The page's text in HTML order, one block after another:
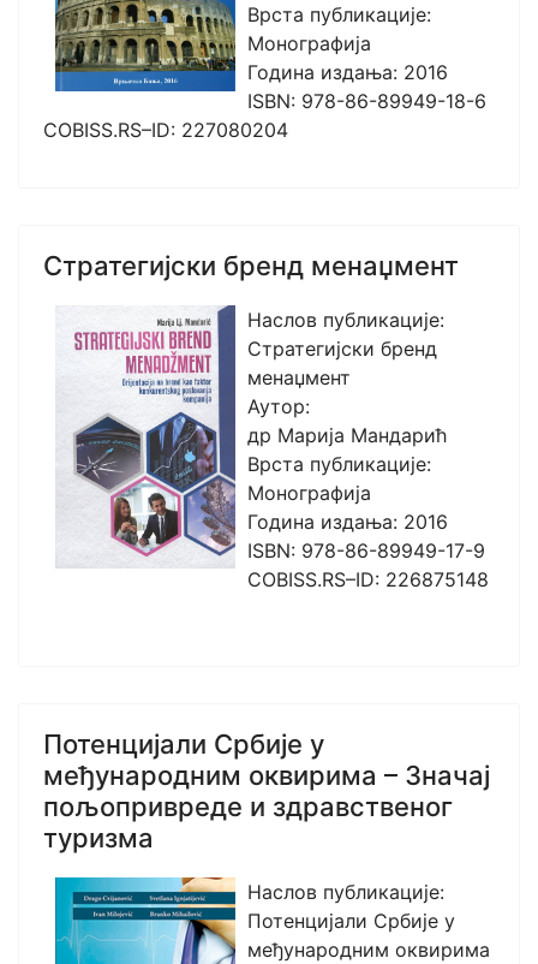
Врста публикације:
Монографија
Година издања: 2016
ISBN: 978-86-89949-18-6
COBISS.RS–ID: 227080204
Стратегијски бренд менаџмент
Наслов публикације:
Стратегијски бренд
менаџмент
Аутор:
др Марија Мандарић
Врста публикације:
Монографија
Година издања: 2016
ISBN: 978-86-89949-17-9
COBISS.RS–ID: 226875148
Потенцијали Србије у
међународним оквирима – Значај
пољопривреде и здравственог
туризма
Наслов публикације:
Потенцијали Србије у
међународним оквирима